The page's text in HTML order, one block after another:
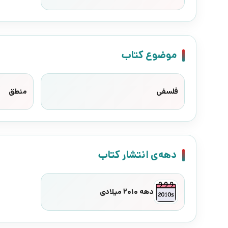
موضوع کتاب
فلسفی منطق
دهه‌ی انتشار کتاب
دهه 2010 میلادی